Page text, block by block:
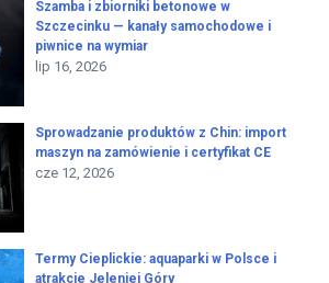
Szamba i zbiorniki betonowe w
Szczecinku — kanały samochodowe i
piwnice na wymiar
lip 16, 2026
Sprowadzanie produktów z Chin: import
maszyn na zamówienie i certyfikat CE
cze 12, 2026
Termy Cieplickie: aquaparki w Polsce i
atrakcje Jeleniej Góry